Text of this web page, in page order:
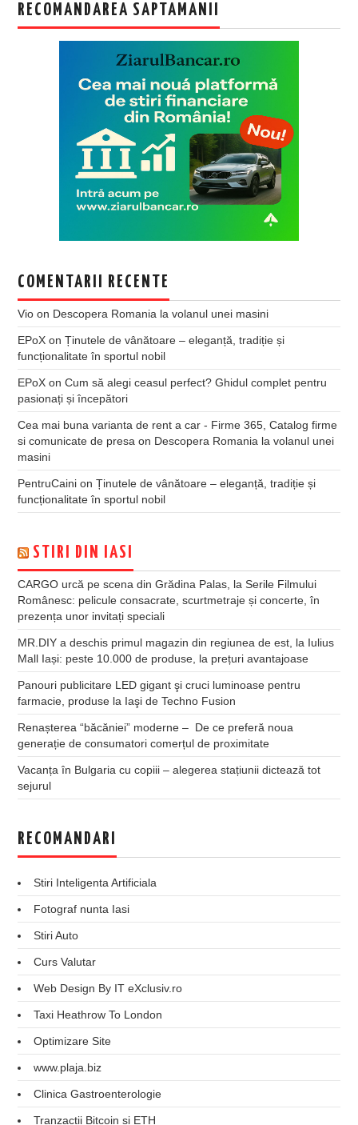
RECOMANDAREA SAPTAMANII
COMENTARII RECENTE
Vio on Descopera Romania la volanul unei masini
EPoX onȚinutele de vânătoare – eleganță, tradiție și
funcționalitate în sportul nobil
EPoX onCum să alegi ceasul perfect? Ghidul complet pentru
pasionați și începători
Cea mai buna varianta de rent a car - Firme 365, Catalog firme
si comunicate de presa on Descopera Romania la volanul unei
masini
PentruCaini onȚinutele de vânătoare – eleganță, tradiție și
funcționalitate în sportul nobil
STIRI DIN IASI
CARGO urcă pe scena din Grădina Palas, la Serile Filmului
Românesc: pelicule consacrate, scurtmetraje și concerte, în
prezența unor invitați speciali
MR.DIY a deschis primul magazin din regiunea de est, la Iulius
Mall Iași: peste 10.000 de produse, la prețuri avantajoase
Panouri publicitare LED gigant şi cruci luminoase pentru
farmacie, produse la Iaşi de Techno Fusion
Renașterea “băcăniei” moderne – De ce preferă noua
generație de consumatori comerțul de proximitate
Vacanța în Bulgaria cu copiii – alegerea stațiunii dictează tot
sejurul
RECOMANDARI
Stiri Inteligenta Artificiala
Fotograf nunta Iasi
Stiri Auto
Curs Valutar
Web Design By IT eXclusiv.ro
Taxi Heathrow To London
Optimizare Site
www.plaja.biz
Clinica Gastroenterologie
Tranzactii Bitcoin si ETH